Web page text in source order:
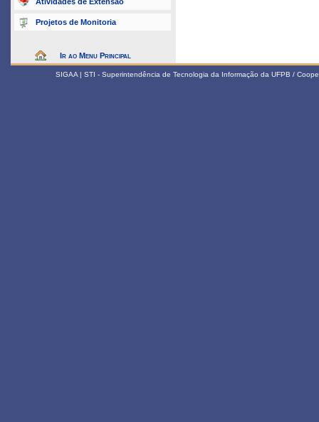
Projetos de Monitoria
Ir ao Menu Principal
SIGAA | STI - Superintendência de Tecnologia da Informação da UFPB /